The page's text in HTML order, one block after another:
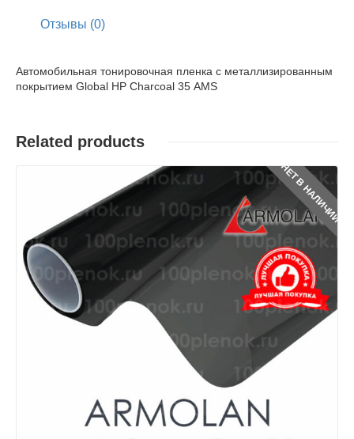
Отзывы (0)
Автомобильная тонировочная пленка с металлизированным
покрытием Global HP Charcoal 35 AMS
Related products
Детали
НЕТ В НАЛИЧИИ